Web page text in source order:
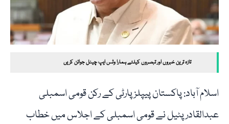
تازہ ترین خبروں اور تبصروں کیلئے ہمارا وٹس ایپ چینل جوائن کریں
اسلام آباد: پاکستان پیپلز پارٹی کے رکن قومی اسمبلی
عبدالقادر پٹیل نے قومی اسمبلی کے اجلاس میں خطاب